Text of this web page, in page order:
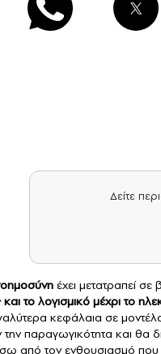
Δείτε
έχει μετατραπεί
το λογισμικό μέχρι το
κεφάλαια σε
την παραγωγικότητα και θα
από τον ενθουσιασμό που